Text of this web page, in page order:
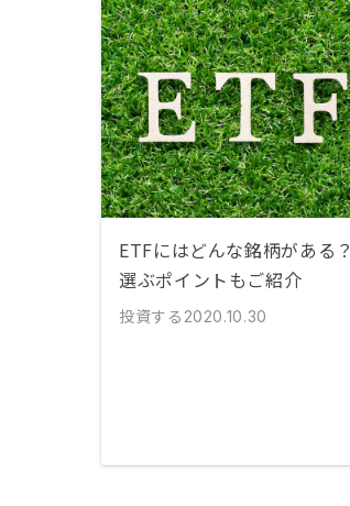
ETFにはどんな銘柄がある？
選ぶポイントもご紹介
投資する 2020.10.30